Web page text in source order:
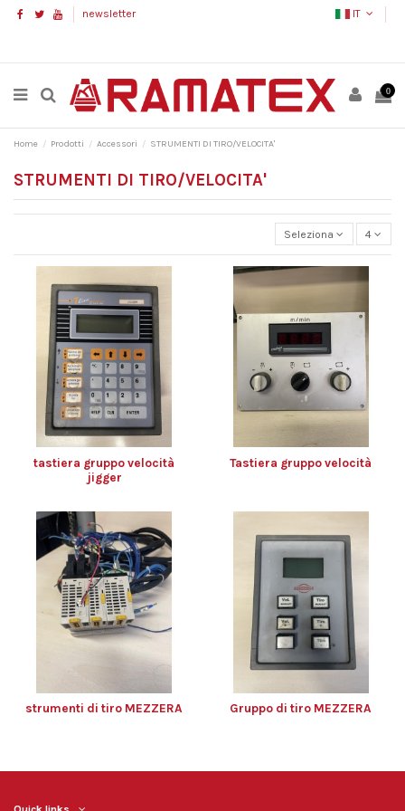
newsletter IT
0
Home Prodotti Accessori STRUMENTI DI TIRO/VELOCITA'
STRUMENTI DI TIRO/VELOCITA'
Seleziona 4
tastiera gruppo velocità
jigger
Tastiera gruppo velocità
strumenti di tiro MEZZERA Gruppo di tiro MEZZERA